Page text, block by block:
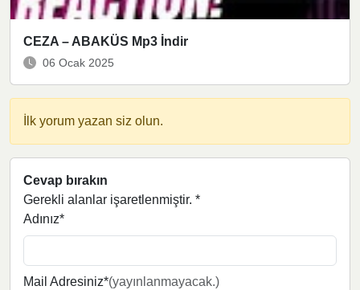
CEZA – ABAKÜS Mp3 İndir
06 Ocak 2025
İlk yorum yazan siz olun.
Cevap bırakın
Gerekli alanlar işaretlenmiştir. *
Adınız*
Mail Adresiniz*(yayınlanmayacak.)